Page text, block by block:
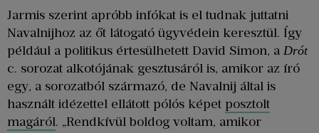
Jarmis szerint apróbb infókat is el tudnak juttatni
Navalnijhoz az őt látogató ügyvédein keresztül. Így
például a politikus értesülhetett David Simon, a Drót
c. sorozat alkotójának gesztusáról is, amikor az író
egy, a sorozatból származó, de Navalnij által is
használt idézettel ellátott pólós képet posztolt
magáról. „Rendkívül boldog voltam, amikor